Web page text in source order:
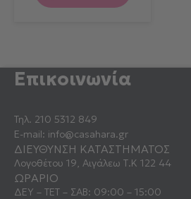
Επικοινωνία
Τηλ. 210 5312 849
E-mail: info@casahara.gr
ΔΙΕΥΘΥΝΣΗ ΚΑΤΑΣΤΗΜΑΤΟΣ
Λογοθέτου 19, Αιγάλεω Τ.Κ 122 44
ΩΡΑΡΙΟ
ΔΕΥ – ΤΕΤ – ΣΑΒ: 09:00 – 15:00